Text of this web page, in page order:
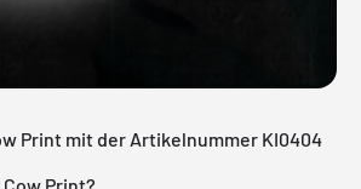
Print mit der Artikelnummer KI0404